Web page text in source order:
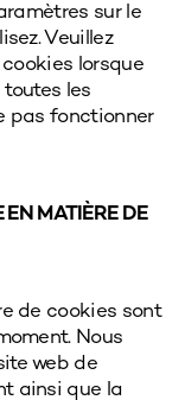
sur le
Veuillez
cookies lorsque
les
pas fonctionner
MATIÈRE DE
de cookies sont
Nous
web de
ainsi que la